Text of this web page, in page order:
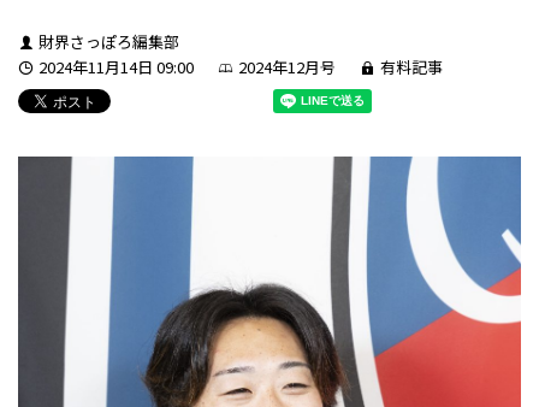
財界さっぽろ編集部
2024年11月14日 09:00
2024年12月号 有料記事